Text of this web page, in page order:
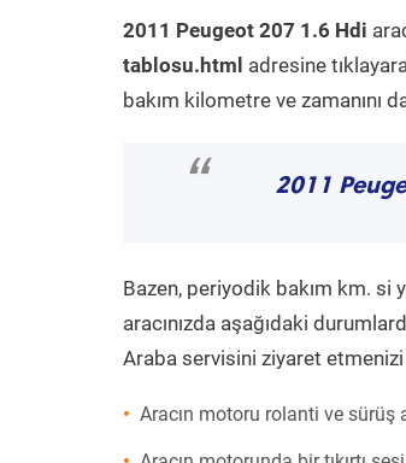
2011 Peugeot 207 1.6 Hdi
tablosu.html adresine
bakım kilometre ve zamanını
“ 2011
Bazen, periyodik bakım km. si
aracınızda aşağıdaki
Araba servisini ziyaret
Aracın motoru rolanti ve sürüş